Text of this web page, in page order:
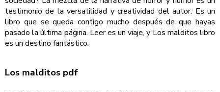
testimonio de la versatilidad y creatividad del autor. Es un
libro que se queda contigo mucho después de que hayas
pasado la última página. Leer es un viaje, y Los malditos libro
es un destino fantástico.
Los malditos pdf